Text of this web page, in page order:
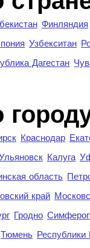
Финляндия
Узбекситан
Дагестан
Краснодар
Калуга
область
край
Гродно
Тюмень Республики